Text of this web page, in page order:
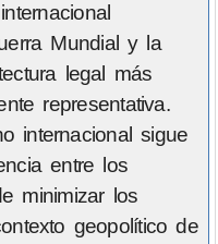
Mundial y la
legal más
representativa.
internacional sigue
entre los
minimizar los
geopolítico de